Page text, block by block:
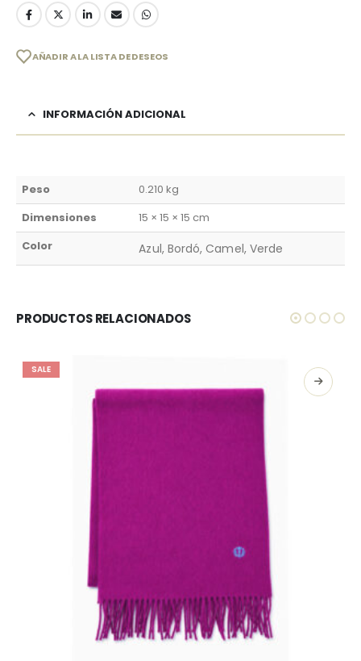
AÑADIR A LA LISTA DE DESEOS
INFORMACIÓN ADICIONAL
Peso
0.210 kg
Dimensiones
15 × 15 × 15 cm
Color
Azul, Bordó, Camel, Verde
PRODUCTOS RELACIONADOS
SALE